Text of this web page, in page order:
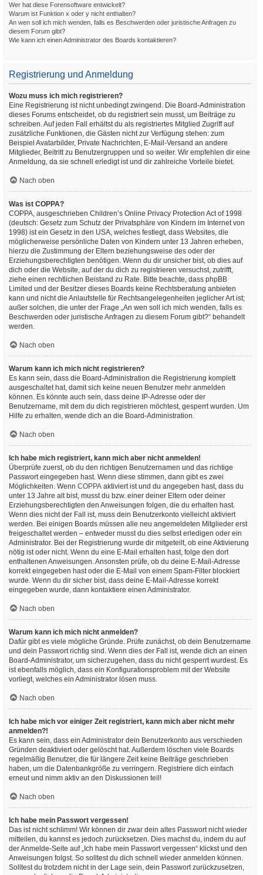
Wer hat diese Forensoftware entwickelt?
Warum ist Funktion x oder y nicht enthalten?
An wen soll ich mich wenden, falls es Beschwerden oder juristische Anfragen zu
diesem Forum gibt?
Wie kann ich einen Administrator des Boards kontaktieren?
Registrierung und Anmeldung
Wozu muss ich mich registrieren?
Eine Registrierung ist nicht unbedingt zwingend. Die Board-Administration
dieses Forums entscheidet, ob du registriert sein musst, um Beiträge zu
schreiben. Auf jeden Fall erhältst du als registriertes Mitglied Zugriff auf
zusätzliche Funktionen, die Gästen nicht zur Verfügung stehen: zum
Beispiel Avatarbilder, Private Nachrichten, E-Mail-Versand an andere
Mitglieder, Beitritt zu Benutzergruppen und so weiter. Wir empfehlen dir eine
Anmeldung, da sie schnell erledigt ist und dir zahlreiche Vorteile bietet.
Nach oben
Was ist COPPA?
COPPA, ausgeschrieben Children’s Online Privacy Protection Act of 1998
(deutsch: Gesetz zum Schutz der Privatsphäre von Kindern im Internet von
1998) ist ein Gesetz in den USA, welches festlegt, dass Websites, die
möglicherweise persönliche Daten von Kindern unter 13 Jahren erheben,
hierzu die Zustimmung der Eltern beziehungsweise des oder der
Erziehungsberechtigten benötigen. Wenn du dir unsicher bist, ob dies auf
dich oder die Website, auf der du dich zu registrieren versuchst, zutrifft,
ziehe einen rechtlichen Beistand zu Rate. Bitte beachte, dass phpBB
Limited und der Besitzer dieses Boards keine Rechtsberatung anbieten
kann und nicht die Anlaufstelle für Rechtsangelegenheiten jeglicher Art ist;
außer solchen, die unter der Frage „An wen soll ich mich wenden, falls es
Beschwerden oder juristische Anfragen zu diesem Forum gibt?“ behandelt
werden.
Nach oben
Warum kann ich mich nicht registrieren?
Es kann sein, dass die Board-Administration die Registrierung komplett
ausgeschaltet hat, damit sich keine neuen Benutzer mehr anmelden
können. Es könnte auch sein, dass deine IP-Adresse oder der
Benutzername, mit dem du dich registrieren möchtest, gesperrt wurden. Um
Hilfe zu erhalten, wende dich an die Board-Administration.
Nach oben
Ich habe mich registriert, kann mich aber nicht anmelden!
Überprüfe zuerst, ob du den richtigen Benutzernamen und das richtige
Passwort eingegeben hast. Wenn diese stimmen, dann gibt es zwei
Möglichkeiten. Wenn COPPA aktiviert ist und du angegeben hast, dass du
unter 13 Jahre alt bist, musst du bzw. einer deiner Eltern oder deiner
Erziehungsberechtigten den Anweisungen folgen, die du erhalten hast.
Wenn dies nicht der Fall ist, muss dein Benutzerkonto vielleicht aktiviert
werden. Bei einigen Boards müssen alle neu angemeldeten Mitglieder erst
freigeschaltet werden – entweder musst du dies selbst erledigen oder ein
Administrator. Bei der Registrierung wurde dir mitgeteilt, ob eine Aktivierung
nötig ist oder nicht. Wenn du eine E-Mail erhalten hast, folge den dort
enthaltenen Anweisungen. Ansonsten prüfe, ob du deine E-Mail-Adresse
korrekt eingegeben hast oder die E-Mail von einem Spam-Filter blockiert
wurde. Wenn du dir sicher bist, dass deine E-Mail-Adresse korrekt
eingegeben wurde, dann kontaktiere einen Administrator.
Nach oben
Warum kann ich mich nicht anmelden?
Dafür gibt es viele mögliche Gründe. Prüfe zunächst, ob dein Benutzername
und dein Passwort richtig sind. Wenn dies der Fall ist, wende dich an einen
Board-Administrator, um sicherzugehen, dass du nicht gesperrt wurdest. Es
ist ebenfalls möglich, dass ein Konfigurationsproblem mit der Website
vorliegt, welches ein Administrator lösen muss.
Nach oben
Ich habe mich vor einiger Zeit registriert, kann mich aber nicht mehr
anmelden?!
Es kann sein, dass ein Administrator dein Benutzerkonto aus verschieden
Gründen deaktiviert oder gelöscht hat. Außerdem löschen viele Boards
regelmäßig Benutzer, die für längere Zeit keine Beiträge geschrieben
haben, um die Datenbankgröße zu verringern. Registriere dich einfach
erneut und nimm aktiv an den Diskussionen teil!
Nach oben
Ich habe mein Passwort vergessen!
Das ist nicht schlimm! Wir können dir zwar dein altes Passwort nicht wieder
mitteilen, du kannst es jedoch zurücksetzen. Dies machst du, indem du auf
der Anmelde-Seite auf „Ich habe mein Passwort vergessen“ klickst und den
Anweisungen folgst. So solltest du dich schnell wieder anmelden können.
Solltest du trotzdem nicht in der Lage sein, dein Passwort zurückzusetzen,